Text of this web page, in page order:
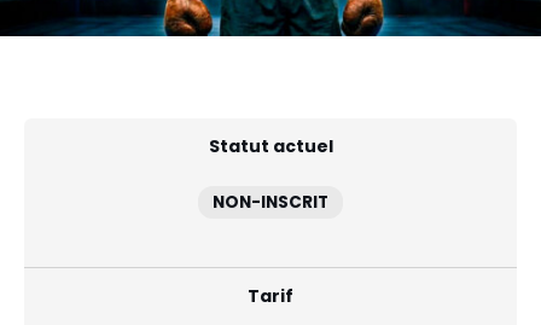
Statut actuel
NON-INSCRIT
Tarif